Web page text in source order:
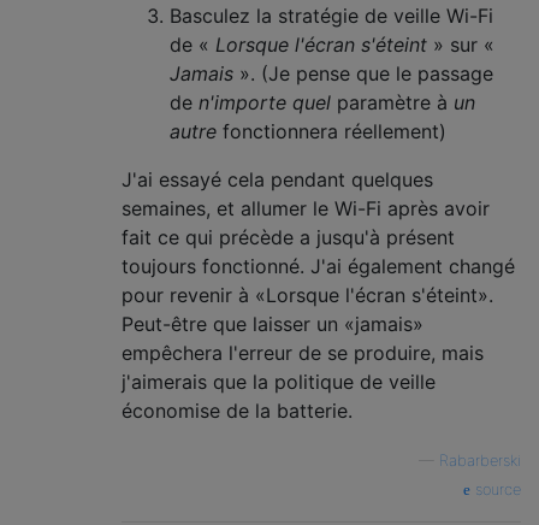
Basculez la stratégie de veille Wi-Fi
de « Lorsque l'écran s'éteint » sur «
Jamais ». (Je pense que le passage
de n'importe quel paramètre à un
autre fonctionnera réellement)
J'ai essayé cela pendant quelques
semaines, et allumer le Wi-Fi après avoir
fait ce qui précède a jusqu'à présent
toujours fonctionné. J'ai également changé
pour revenir à «Lorsque l'écran s'éteint».
Peut-être que laisser un «jamais»
empêchera l'erreur de se produire, mais
j'aimerais que la politique de veille
économise de la batterie.
Rabarberski
source